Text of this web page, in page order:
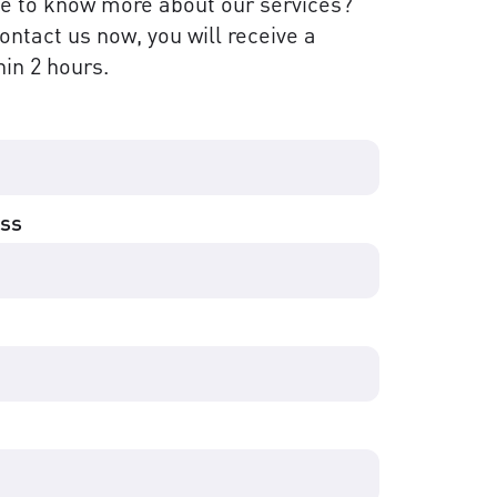
us now, you will receive a
2 hours.